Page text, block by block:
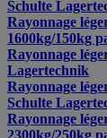
Schulte
Rayonnage
1600kg/150kg
Rayonnage
Lagertechnik
Rayonnage
Schulte
Rayonnage
2300kg/250kg